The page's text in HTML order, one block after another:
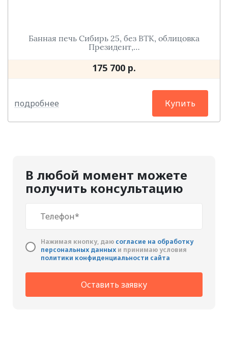
Банная печь Сибирь 25, без ВТК, облицовка
Президент,…
175 700 р.
подробнее Купить
В любой момент можете
получить консультацию
Нажимая кнопку, даю cогласие на обработку
персональных данных и принимаю условия
политики конфиденциальности сайта
Оставить заявку